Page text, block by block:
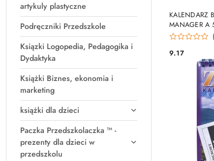
artykuly plastyczne
Podręczniki Przedszkole
Ksiązki Logopedia, Pedagogika i
Dydaktyka
Książki Biznes, ekonomia i
marketing
książki dla dzieci
Paczka Przedszkolaczka ™ -
prezenty dla dzieci w
przedszkolu
KALENDARZ
MANAGER A
Cena:
9.17